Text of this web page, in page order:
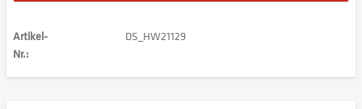
Artikel-
Nr.:
DS_HW21129